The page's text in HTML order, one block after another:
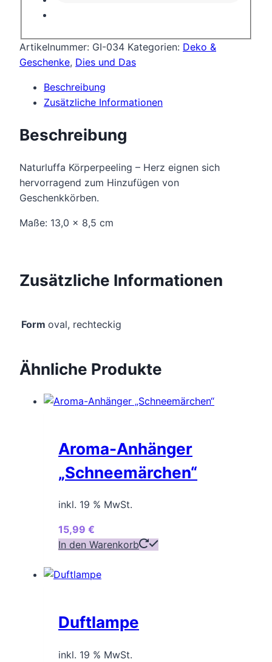
Artikelnummer: GI-034 Kategorien: Deko &
Geschenke, Dies und Das
Beschreibung
Zusätzliche Informationen
Beschreibung
Naturluffa Körperpeeling – Herz eignen sich
hervorragend zum Hinzufügen von
Geschenkkörben.
Maße: 13,0 x 8,5 cm
Zusätzliche Informationen
Form oval, rechteckig
Ähnliche Produkte
Aroma-Anhänger
„Schneemärchen“
inkl. 19 % MwSt.
15,99 €
In den Warenkorb
Duftlampe
inkl. 19 % MwSt.